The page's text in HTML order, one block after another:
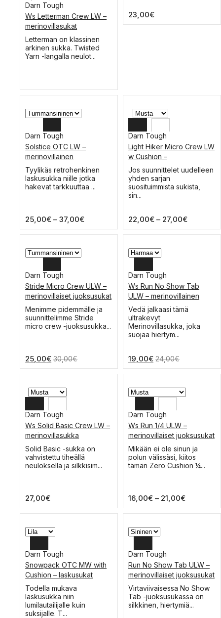
L
S
Darn Tough
Ws Letterman Crew LW –
merinovillasukat
Tällä
tuotteella
on
tehdä
valinnat
sivulla.
Letterman on klassinen
arkinen sukka. Twisted
Yarn -langalla neulot...
tehdä
valinnat
23,00€
XL
M
Darn Tough
Solstice OTC LW –
merinovillainen
laskettelusukka
Tällä
tuotteella
on
tehdä
valinnat
tuotteen
Tyylikäs retrohenkinen
laskusukka niille jotka
hakevat tarkkuuttaa ...
25,00€ – 37,00€Hintaluokka:
25,00€
-
XL
M
Darn Tough
Light Hiker Micro Crew LW
w Cushion –
merinovillasukka
Tällä
tuotteella
on
useampi
tehdä
valinnat
tuotteen
Jos suunnittelet uudelleen
yhden sarjan
suosituimmista sukista,
sin...
22,00€ – 27,00€
22,00€
-
XL
M
Darn Tough
Stride Micro Crew ULW –
merinovillaiset juoksusukat
Menimme pidemmälle ja
suunnittelimme Stride
micro crew -juoksusukka...
25,00€ 30,00€
L
M
S
Darn Tough
Ws Run No Show Tab
ULW – merinovillainen
juoksusukka
Tällä
tuotteella
on
useampi
tehdä
valinnat
tuotteen
Vedä jalkaasi tämä
ultrakevyt
Merinovillasukka, joka
suojaa hiertym...
19,00€ 24,00€
L
M
S
Darn Tough
Ws Solid Basic Crew LW –
merinovillasukka
Tällä
tuotteella
on
tehdä
valinnat
tuotteen
Solid Basic -sukka on
vahvistettu tiheällä
neuloksella ja silkkisim...
27,00€
L
M
S
Darn Tough
Ws Run 1/4 ULW –
merinovillaiset juoksusukat
Tällä
tuotteella
on
tehdä
valinnat
tuotteen
Mikään ei ole sinun ja
polun välissäsi, kiitos
tämän Zero Cushion ¼...
16,00€ – 21,00€
16,00€
-
XL
M
Darn Tough
Snowpack OTC MW with
Cushion – laskusukat
Tällä
tuotteella
on
useampi
Todella mukava
laskusukka niin
lumilautailijalle kuin
suksijalle. T...
XL
M
Darn Tough
Run No Show Tab ULW –
merinovillaiset juoksusukat
Tällä
tuotteella
on
Virtaviivaisessa No Show
Tab -juoksusukassa on
silkkinen, hiertymiä...